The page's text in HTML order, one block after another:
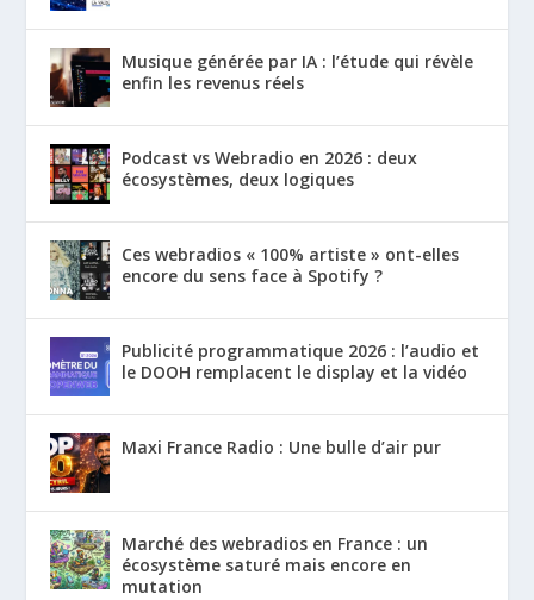
Musique générée par IA : l’étude qui révèle
enfin les revenus réels
Podcast vs Webradio en 2026 : deux
écosystèmes, deux logiques
Ces webradios « 100% artiste » ont-elles
encore du sens face à Spotify ?
Publicité programmatique 2026 : l’audio et
le DOOH remplacent le display et la vidéo
Maxi France Radio : Une bulle d’air pur
Marché des webradios en France : un
écosystème saturé mais encore en
mutation